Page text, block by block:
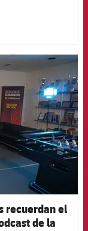
badge
recuerdan el
de la